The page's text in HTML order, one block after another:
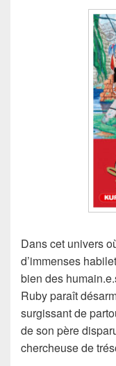
Dans cet univers
d’immenses
bien des
Ruby paraît
surgissant de
de son père
chercheuse de